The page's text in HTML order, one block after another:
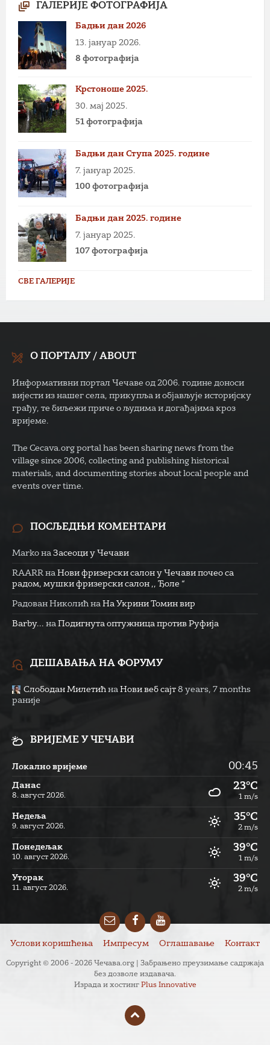
ГАЛЕРИЈЕ ФОТОГРАФИЈА
Бадњи дан 2026
13. јануар 2026.
8 фотографија
Крстоноше 2025.
30. мај 2025.
51 фотографија
Бадњи дан Ступа 2025. године
7. јануар 2025.
100 фотографија
Бадњи дан 2025. године
7. јануар 2025.
107 фотографија
СВЕ ГАЛЕРИЈЕ
О ПОРТАЛУ / ABOUT
Информативни портал Чечаве од 2006. године доноси
вијести из нашег села, прикупља и објављује историјску
грађу, те биљежи приче о људима и догађајима кроз
вријеме.
The Cecava.org portal has been sharing news from the
village since 2006, collecting and publishing historical
materials, and documenting stories about local people and
events over time.
ПОСЉЕДЊИ КОМЕНТАРИ
Marko на Засеоци у Чечави
RAARR на Нови фризерски салон у Чечави почео са
радом, мушки фризерски салон ,, Ђоле “
Радован Николић на На Укрини Томин вир
Barby... на Подигнута оптужница против Руфија
ДЕШАВАЊА НА ФОРУМУ
Слободан Милетић на Нови веб сајт 8 years, 7 months
раније
ВРИЈЕМЕ У ЧЕЧАВИ
Локално вријеме 00:45
Данас
8. август 2026.
23°C
1 m/s
Недеља
9. август 2026.
35°C
2 m/s
Понедељак
10. август 2026.
39°C
1 m/s
Уторак
11. август 2026.
39°C
2 m/s
EmailFacebookYouTube
Услови коришћења Импресум Оглашавање Контакт
Copyright © 2006 - 2026 Чечава.org | Забрањено преузимање садржаја
без дозволе издавача.
Израда и хостинг Plus Innovative